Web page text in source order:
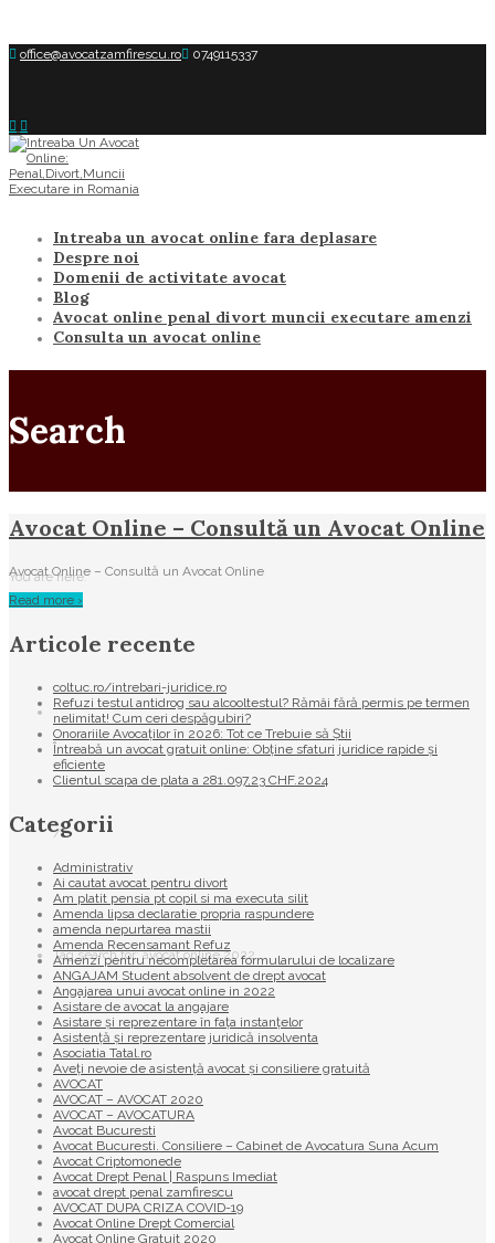
office@avocatzamfirescu.ro 0749115337
Intreaba un avocat online fara deplasare
Despre noi
Domenii de activitate avocat
Blog
Avocat online penal divort muncii executare amenzi
Consulta un avocat online
Search
You are here:
/
Tag search for: avocat online 2022
Avocat Online – Consultă un Avocat Online
Avocat Online – Consultă un Avocat Online
Read more ›
Articole recente
coltuc.ro/intrebari-juridice.ro
Refuzi testul antidrog sau alcooltestul? Rămâi fără permis pe termen
nelimitat! Cum ceri despăgubiri?
Onorariile Avocaților în 2026: Tot ce Trebuie să Știi
Întreabă un avocat gratuit online: Obține sfaturi juridice rapide și
eficiente
Clientul scapa de plata a 281.097,23 CHF.2024
Categorii
Administrativ
Ai cautat avocat pentru divort
Am platit pensia pt copil si ma executa silit
Amenda lipsa declaratie propria raspundere
amenda nepurtarea mastii
Amenda Recensamant Refuz
Amenzi pentru necompletarea formularului de localizare
ANGAJAM Student absolvent de drept avocat
Angajarea unui avocat online in 2022
Asistare de avocat la angajare
Asistare și reprezentare în fața instanțelor
Asistență și reprezentare juridică insolventa
Asociatia Tatal.ro
Aveţi nevoie de asistenţă avocat şi consiliere gratuită
AVOCAT
AVOCAT – AVOCAT 2020
AVOCAT – AVOCATURA
Avocat Bucuresti
Avocat Bucuresti. Consiliere – Cabinet de Avocatura Suna Acum
Avocat Criptomonede
Avocat Drept Penal | Raspuns Imediat
avocat drept penal zamfirescu
AVOCAT DUPA CRIZA COVID-19
Avocat Online Drept Comercial
Avocat Online Gratuit 2020